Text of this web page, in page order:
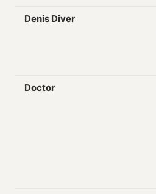
Denis Diver
Doctor